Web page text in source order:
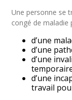
Une personne se
congé de maladie
d’une
d’une
d’une
d’une
travail